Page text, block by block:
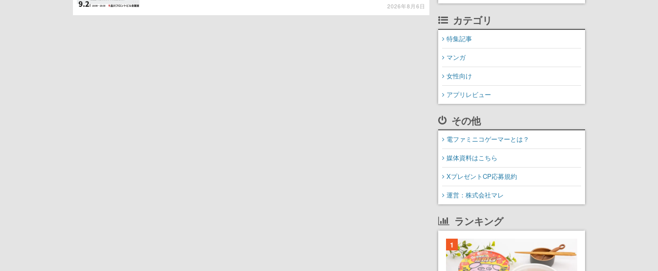
2026年8月6日
カテゴリ
特集記事
マンガ
女性向け
アプリレビュー
その他
電ファミニコゲーマーとは？
媒体資料はこちら
XプレゼントCP応募規約
運営：株式会社マレ
ランキング
1